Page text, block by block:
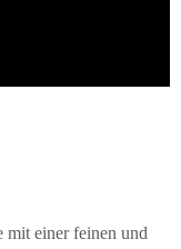
mit einer feinen und